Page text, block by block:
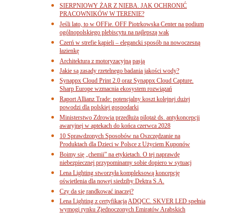
SIERPNIOWY ŻAR Z NIEBA. JAK OCHRONIĆ
PRACOWNIKÓW W TERENIE?
Jeśli lato, to w OFFie. OFF Piotrkowska Center na podium
ogólnopolskiego plebiscytu na najlepszą wak
Czerń w strefie kąpieli – elegancki sposób na nowoczesną
łazienkę
Architektura z motoryzacyjną pasją
Jakie są zasady rzetelnego badania jakości wody?
Synappx Cloud Print 2.0 oraz Synappx Cloud Capture.
Sharp Europe wzmacnia ekosystem rozwiązań
Raport Allianz Trade: potencjalny koszt kolejnej dużej
powodzi dla polskiej gospodarki
Ministerstwo Zdrowia przedłuża pilotaż ds. antykoncepcji
awaryjnej w aptekach do końca czerwca 2028
10 Sprawdzonych Sposobów na Oszczędzanie na
Produktach dla Dzieci w Polsce z Użyciem Kuponów
Boimy się „chemii” na etykietach. O tej naprawdę
niebezpiecznej przypominamy sobie dopiero w sytuacj
Lena Lighting stworzyła kompleksową koncepcję
oświetlenia dla nowej siedziby Dektra S.A.
Czy da się randkować inaczej?
Lena Lighting z certyfikacją ADQCC. SKVER LED spełnia
wymogi rynku Zjednoczonych Emiratów Arabskich